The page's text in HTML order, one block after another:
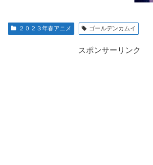
２０２３年春アニメ ゴールデンカムイ
スポンサーリンク